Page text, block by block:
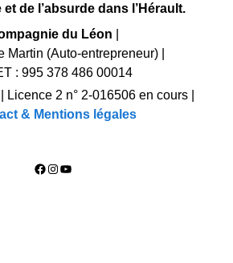
de l’absurde dans l’Hérault.
du Léon
Martin (Auto-entrepreneur)|
: 995 378 486 00014
Licence 2 n° 2-016506 en cours|
& Mentions légales
Facebook
Instagram
YouTube